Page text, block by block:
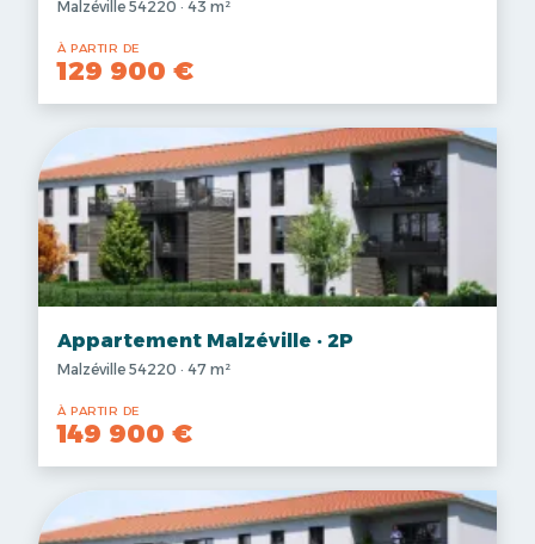
Malzéville 54220 · 43 m²
À PARTIR DE
129 900 €
Appartement Malzéville · 2P
Malzéville 54220 · 47 m²
À PARTIR DE
149 900 €